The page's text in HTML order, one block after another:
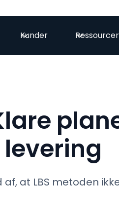
Kunder Ressourcer
at LBS metoden